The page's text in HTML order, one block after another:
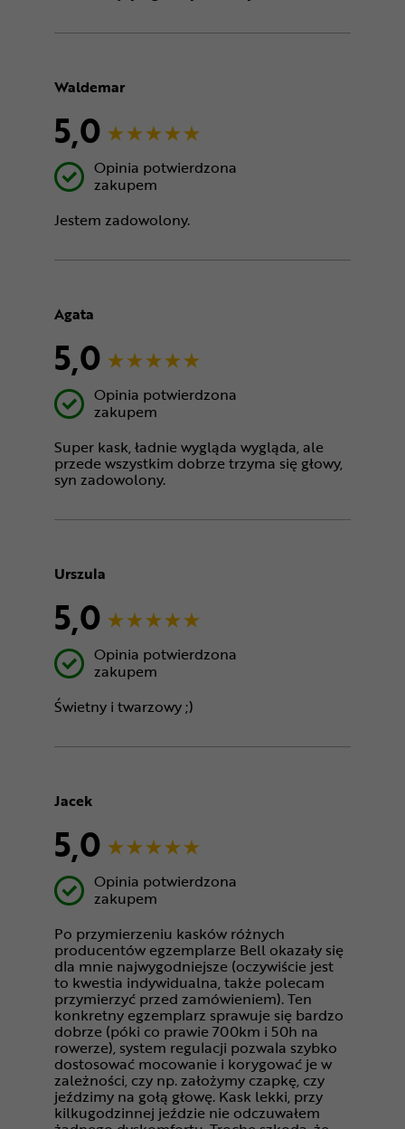
Waldemar
5,0
Opinia potwierdzona
zakupem
Jestem zadowolony.
Agata
5,0
Opinia potwierdzona
zakupem
Super kask, ładnie wygląda wygląda, ale
przede wszystkim dobrze trzyma się głowy,
syn zadowolony.
Urszula
5,0
Opinia potwierdzona
zakupem
Świetny i twarzowy ;)
Jacek
5,0
Opinia potwierdzona
zakupem
Po przymierzeniu kasków różnych
producentów egzemplarze Bell okazały się
dla mnie najwygodniejsze (oczywiście jest
to kwestia indywidualna, także polecam
przymierzyć przed zamówieniem). Ten
konkretny egzemplarz sprawuje się bardzo
dobrze (póki co prawie 700km i 50h na
rowerze), system regulacji pozwala szybko
dostosować mocowanie i korygować je w
zależności, czy np. założymy czapkę, czy
jeździmy na gołą głowę. Kask lekki, przy
kilkugodzinnej jeździe nie odczuwałem